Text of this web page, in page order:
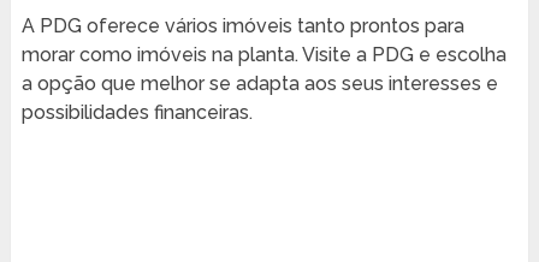
A PDG oferece vários imóveis tanto prontos para
morar como imóveis na planta. Visite a PDG e escolha
a opção que melhor se adapta aos seus interesses e
possibilidades financeiras.